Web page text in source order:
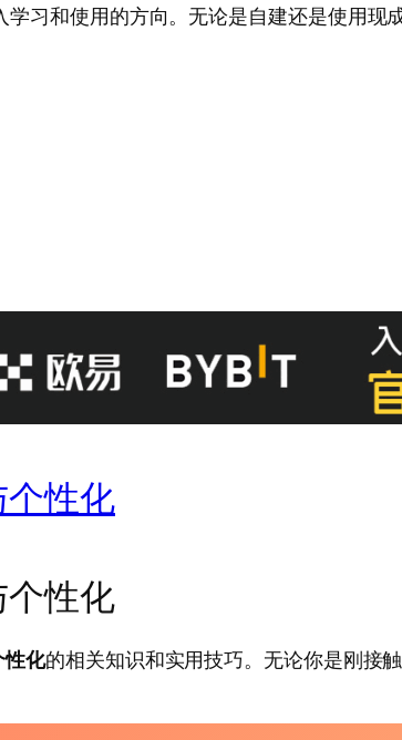
习和使用的方向。无论是自建还是使用现
性化
性化
性化的相关知识和实用技巧。无论你是刚接